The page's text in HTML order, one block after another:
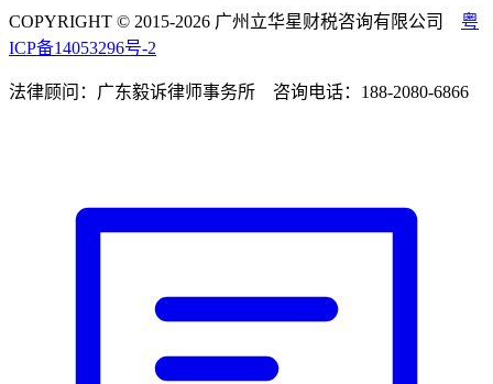
COPYRIGHT © 2015-2026 广州立华星财税咨询有限公司 粤
ICP备14053296号-2
法律顾问：广东毅诉律师事务所 咨询电话：188-2080-6866